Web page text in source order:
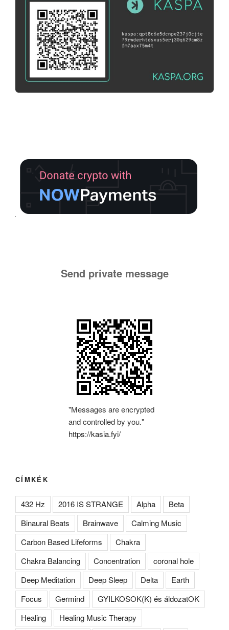
Send private message
"Messages are encrypted
and controlled by you."
https://kasia.fyi/
CÍMKÉK
432 Hz 2016 IS STRANGE Alpha
Beta
Binaural Beats
Brainwave
Calming Music
Carbon Based Lifeforms
Chakra
Chakra Balancing
Concentration
coronal hole
Deep Meditation
Deep Sleep Delta
Earth
Focus
Germind
GYILKOSOK(K) és áldozatOK
Healing
Healing Music Therapy